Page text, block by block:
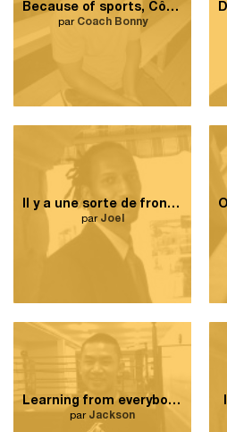
Because of sports, Côte-des-Neiges is getting better.
par Coach Bonny
Il y a une sorte de frontière invisible dans Côte-des-Neiges.
par Joel
Learning from everybody’s culture
par Jackson